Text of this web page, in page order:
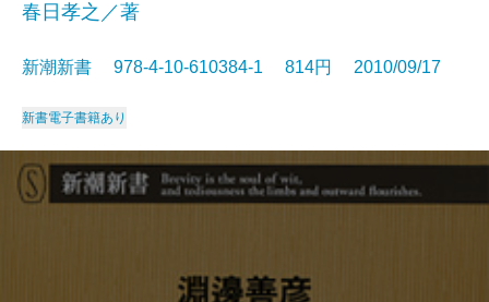
春日孝之／著
新潮新書 978-4-10-610384-1 814円 2010/09/17
新書電子書籍あり